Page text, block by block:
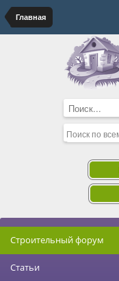
Главная
Строительный форум
Статьи